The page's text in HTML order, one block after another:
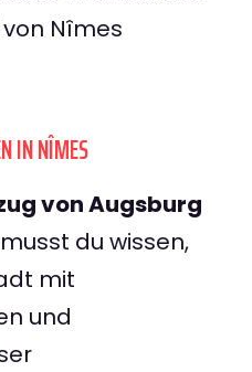
Nîmes
IN NÎMES
von Augsburg
du wissen,
mit
und